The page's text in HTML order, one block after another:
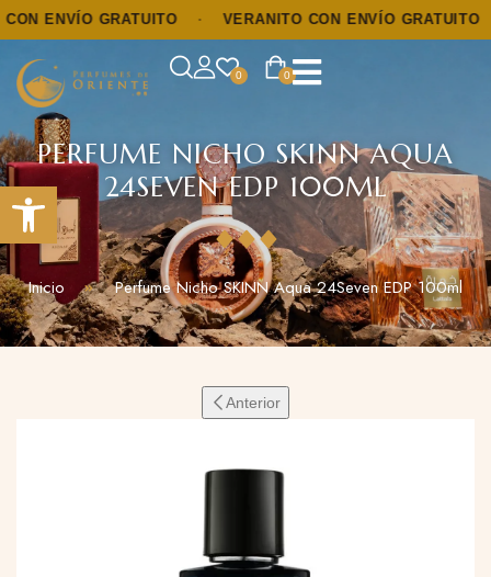
Abrir barra de herramientas
ENVÍO GRATUITO · VERANITO CON ENVÍO GRATUITO ·
0
0
PERFUME NICHO SKINN AQUA
24SEVEN EDP 100ML
Inicio Perfume Nicho SKINN Aqua 24Seven EDP 100ml
Anterior